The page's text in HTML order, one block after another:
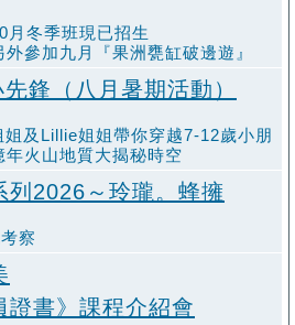
月冬季班現已招生
外參加九月『果洲甕缸破邊遊』
鋒（八月暑期活動）
姐及Lillie姐姐帶你穿越7-12歲小朋
年火⼭地質大揭秘時空
列2026～玲瓏。蜂擁
察
證書》課程介紹會